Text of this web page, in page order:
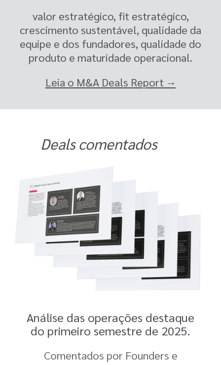
valor estratégico, fit estratégico,
crescimento sustentável, qualidade da
equipe e dos fundadores, qualidade do
produto e maturidade operacional.
Leia o M&A Deals Report →
Deals comentados
Análise das operações destaque
do primeiro semestre de 2025.
Comentados por Founders e